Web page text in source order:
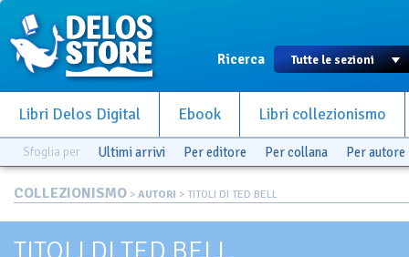
Ricerca
Libri Delos Digital Ebook Libri collezionismo
Sfoglia per Ultimi arrivi Per editore Per collana Per autore
COLLEZIONISMO > AUTORI > TITOLI DI TED BELL